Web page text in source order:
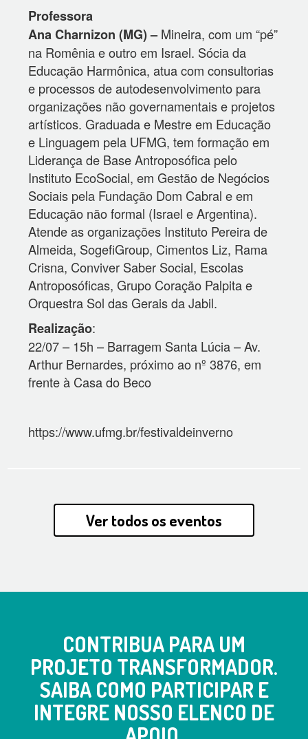
Professora
Ana Charnizon (MG) –Mineira, com um “pé”
na Romênia e outro em Israel. Sócia da
Educação Harmônica, atua com consultorias
e processos de autodesenvolvimento para
organizações não governamentais e projetos
artísticos. Graduada e Mestre em Educação
e Linguagem pela UFMG, tem formação em
Liderança de Base Antroposófica pelo
Instituto EcoSocial, em Gestão de Negócios
Sociais pela Fundação Dom Cabral e em
Educação não formal (Israel e Argentina).
Atende as organizações Instituto Pereira de
Almeida, SogefiGroup, Cimentos Liz, Rama
Crisna, Conviver Saber Social, Escolas
Antroposóficas, Grupo Coração Palpita e
Orquestra Sol das Gerais da Jabil.
Realização:
22/07 – 15h – Barragem Santa Lúcia – Av.
Arthur Bernardes, próximo ao nº 3876, em
frente à Casa do Beco
https://www.ufmg.br/festivaldeinverno
Ver todos os eventos
CONTRIBUA PARA UM
PROJETO TRANSFORMADOR.
SAIBA COMO PARTICIPAR E
INTEGRE NOSSO ELENCO DE